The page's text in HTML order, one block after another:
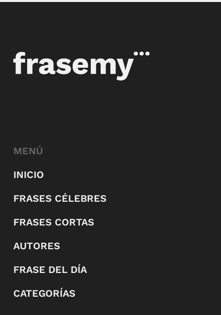
MENÚ
INICIO
FRASES CÉLEBRES
FRASES CORTAS
AUTORES
FRASE DEL DÍA
CATEGORÍAS